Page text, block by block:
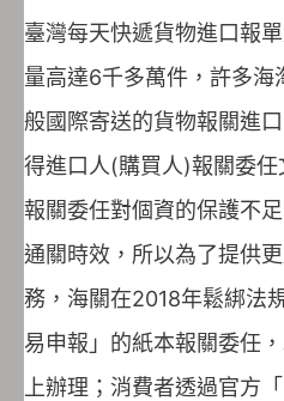
臺灣每天快遞貨物進口報
量高達6千多萬件，許多
般國際寄送的貨物報關進
得進口人(購買人)報關委
報關委任對個資的保護不
通關時效，所以為了提供
務，海關在2018年鬆綁法
易申報」的紙本報關委任
上辦理；消費者透過官方